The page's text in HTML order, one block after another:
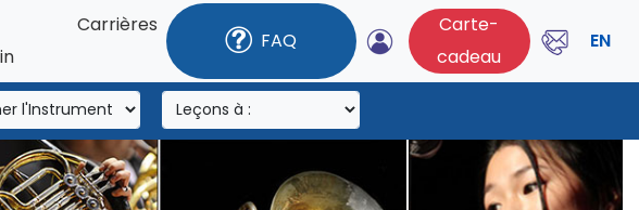
Carrières
FAQ
Carte-
cadeau
EN